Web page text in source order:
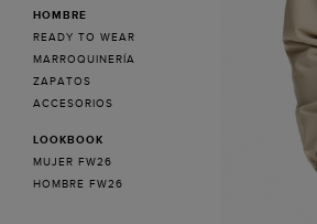
HOMBRE
READY TO WEAR
MARROQUINERÍA
ZAPATOS
ACCESORIOS
LOOKBOOK
MUJER FW26
HOMBRE FW26